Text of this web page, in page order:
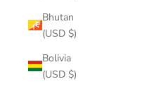
Bhutan
(USD $)
Bolivia
(USD $)